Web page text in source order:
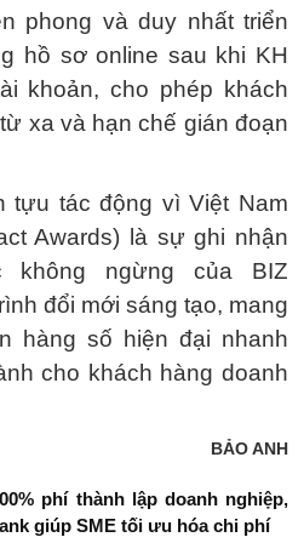
phong và duy nhất triển
hồ sơ online sau khi KH
khoản, cho phép khách
xa và hạn chế gián đoạn
tựu tác động vì Việt Nam
Awards) là sự ghi nhận
ngừng của BIZ
đổi mới sáng tạo, mang
hàng số hiện đại nhanh
cho khách hàng doanh
BẢO ANH
phí thành lập doanh nghiệp,
giúp SME tối ưu hóa chi phí